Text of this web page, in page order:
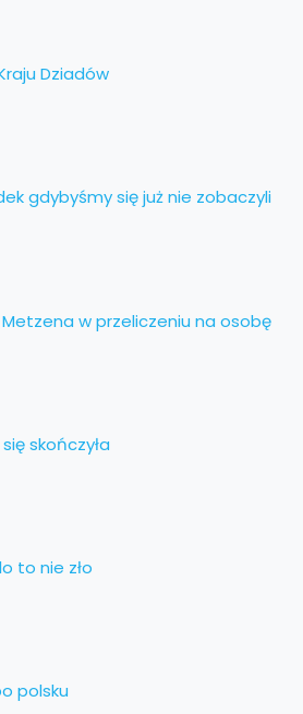
Dziadów
gdybyśmy się już nie zobaczyli
w przeliczeniu na osobę
skończyła
to nie zło
polsku